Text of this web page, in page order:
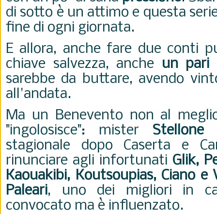
di sotto è un attimo e questa
fine di ogni giornata.
E allora, anche fare due conti
chiave salvezza, anche un pari
sarebbe da buttare, avendo
all'andata.
Ma un Benevento non al
"ingolosisce": mister Stellone-
stagionale dopo Caserta e
rinunciare agli infortunati Glik,
Kaouakibi, Koutsoupias, Ciano e
Paleari, uno dei migliori in
convocato ma è influenzato.